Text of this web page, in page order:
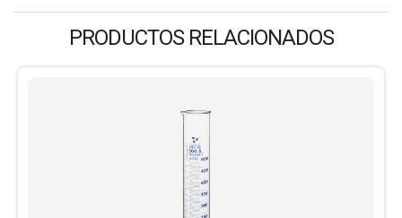
PRODUCTOS RELACIONADOS